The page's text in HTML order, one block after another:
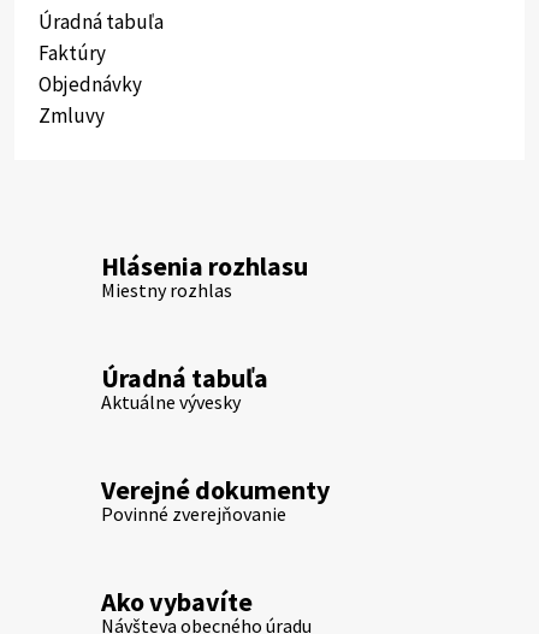
Úradná tabuľa
Faktúry
Objednávky
Zmluvy
Hlásenia rozhlasu
Miestny rozhlas
Úradná tabuľa
Aktuálne vývesky
Verejné dokumenty
Povinné zverejňovanie
Ako vybavíte
Návšteva obecného úradu